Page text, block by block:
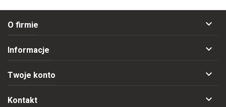
O firmie 
Informacje 
Twoje konto 
Kontakt 